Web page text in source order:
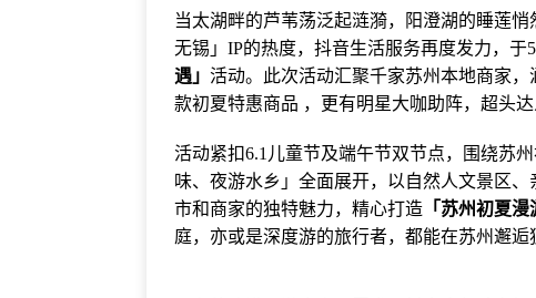
当太湖畔的芦苇荡泛起涟漪，阳澄湖的睡莲
无锡」IP的热度，抖音生活服务再度发力，于
遇」 活动。此次活动汇聚千家苏州本地商家
款初夏特惠商品 ，更有明星大咖助阵，超头
活动紧扣6.1儿童节及端午节双节点，围绕苏
味、夜游水乡」全面展开，以自然人文景区
市和商家的独特魅力，精心打造 「苏州初夏漫
庭，亦或是深度游的旅行者，都能在苏州邂逅